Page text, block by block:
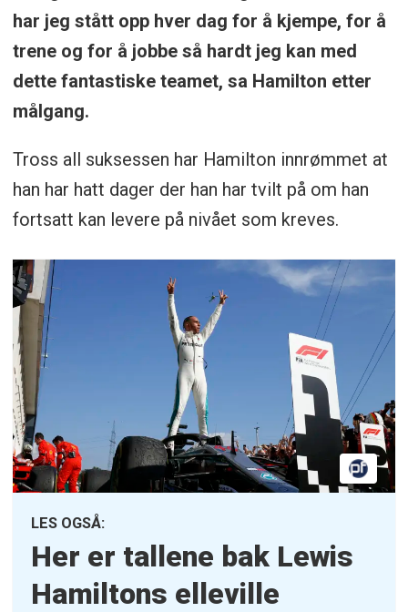
har jeg stått opp hver dag for å kjempe, for å
trene og for å jobbe så hardt jeg kan med
dette fantastiske teamet, sa Hamilton etter
målgang.
Tross all suksessen har Hamilton innrømmet at
han har hatt dager der han har tvilt på om han
fortsatt kan levere på nivået som kreves.
LES OGSÅ:
Her er tallene bak Lewis
Hamiltons elleville